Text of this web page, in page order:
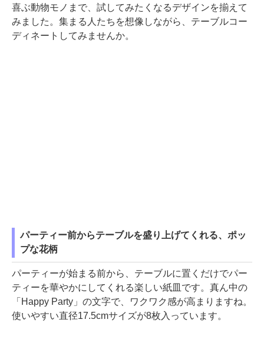
喜ぶ動物モノまで、試してみたくなるデザインを揃えて
みました。集まる人たちを想像しながら、テーブルコー
ディネートしてみませんか。
パーティー前からテーブルを盛り上げてくれる、ポッ
プな花柄
パーティーが始まる前から、テーブルに置くだけでパー
ティーを華やかにしてくれる楽しい紙皿です。真ん中の
「Happy Party」の文字で、ワクワク感が高まりますね。
使いやすい直径17.5cmサイズが8枚入っています。